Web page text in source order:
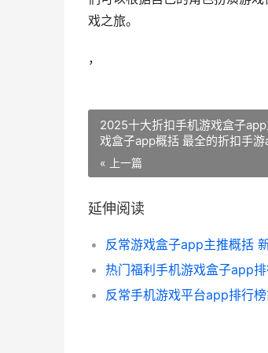
戏之旅。
，
2025十大折扣手机游戏盒子
戏盒子app概括 最全的折扣手
« 上一篇
延伸阅读